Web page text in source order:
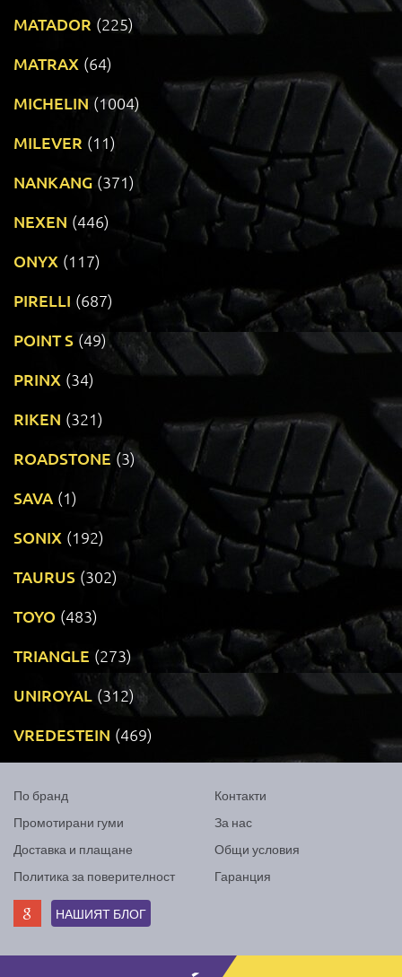
MATADOR (225)
MATRAX (64)
MICHELIN (1004)
MILEVER (11)
NANKANG (371)
NEXEN (446)
ONYX (117)
PIRELLI (687)
POINT S (49)
PRINX (34)
RIKEN (321)
ROADSTONE (3)
SAVA (1)
SONIX (192)
TAURUS (302)
TOYO (483)
TRIANGLE (273)
UNIROYAL (312)
VREDESTEIN (469)
По бранд
Промотирани гуми
Доставка и плащане
Политика за поверителност
Контакти
За нас
Общи условия
Гаранция
НАШИЯТ БЛОГ